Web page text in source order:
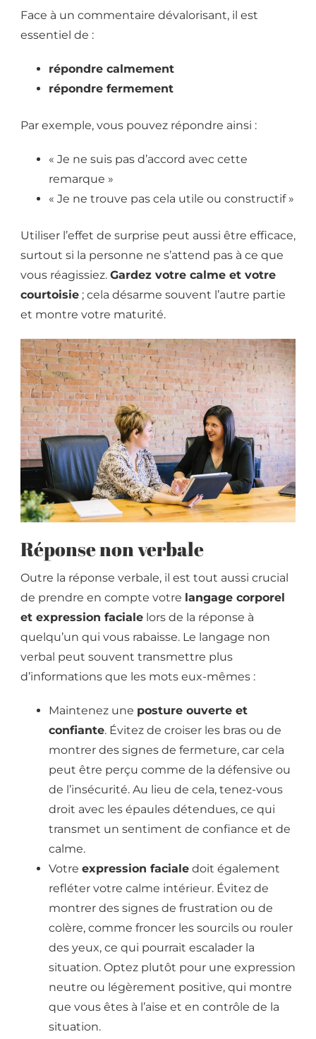
Face à un commentaire dévalorisant, il est
essentiel de :
répondre calmement
répondre fermement
Par exemple, vous pouvez répondre ainsi :
« Je ne suis pas d’accord avec cette
remarque »
« Je ne trouve pas cela utile ou constructif »
Utiliser l’effet de surprise peut aussi être efficace,
surtout si la personne ne s’attend pas à ce que
vous réagissiez. Gardez votre calme et votre
courtoisie ; cela désarme souvent l’autre partie
et montre votre maturité.
Réponse non verbale
Outre la réponse verbale, il est tout aussi crucial
de prendre en compte votre langage corporel
et expression faciale lors de la réponse à
quelqu’un qui vous rabaisse. Le langage non
verbal peut souvent transmettre plus
d’informations que les mots eux-mêmes :
Maintenez une posture ouverte et
confiante. Évitez de croiser les bras ou de
montrer des signes de fermeture, car cela
peut être perçu comme de la défensive ou
de l’insécurité. Au lieu de cela, tenez-vous
droit avec les épaules détendues, ce qui
transmet un sentiment de confiance et de
calme.
Votre expression faciale doit également
refléter votre calme intérieur. Évitez de
montrer des signes de frustration ou de
colère, comme froncer les sourcils ou rouler
des yeux, ce qui pourrait escalader la
situation. Optez plutôt pour une expression
neutre ou légèrement positive, qui montre
que vous êtes à l’aise et en contrôle de la
situation.